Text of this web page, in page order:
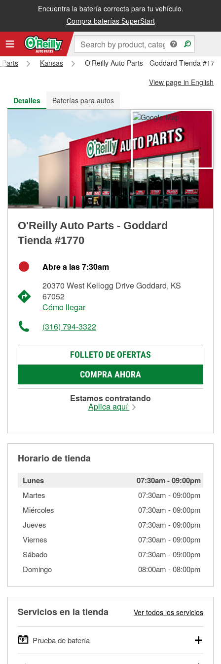
Encuentra la batería correcta para tu vehículo.
Compra baterías SuperStart
Recibe tu orden gratis al día siguiente o recógela en la tienda
Parts Kansas
O'Reilly Auto Parts - Goddard Tienda
View page in English
Detalles
Baterías para autos
O'Reilly Auto Parts - Goddard
Tienda #1770
Abre a las 7:30am
20370 West Kellogg Drive Goddard, KS
67052
Cómo llegar
(316) 794-3322
FOLLETO DE OFERTAS
COMPRA AHORA
Estamos contratando
Aplica aquí
Horario de tienda
Lunes 07:30am-09:00pm
Martes 07:30am -09:00pm
Miércoles
07:30am -09:00pm
Jueves
07:30am -09:00pm
Viernes
07:30am -09:00pm
Sábado
07:30am -09:00pm
Domingo
08:00am -08:00pm
Servicios en la tienda Ver todos los servicios
Prueba de batería